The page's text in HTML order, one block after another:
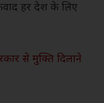
हर देश के लिए
से मुक्ति दिलाने